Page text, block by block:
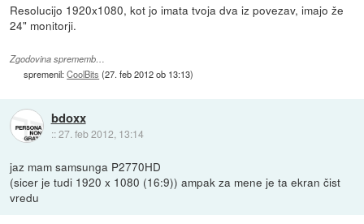
Resolucijo 1920x1080, kot jo imata tvoja dva iz povezav, imajo že
24" monitorji.
Zgodovina sprememb…
spremenil:CoolBits (27. feb 2012 ob 13:13)
bdoxx
::27. feb 2012, 13:14
jaz mam samsunga P2770HD
(sicer je tudi 1920 x 1080 (16:9)) ampak za mene je ta ekran čist
vredu